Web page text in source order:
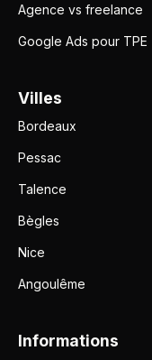
Agence vs freelance
Google Ads pour TPE
Villes
Bordeaux
Pessac
Talence
Bègles
Nice
Angoulême
Informations